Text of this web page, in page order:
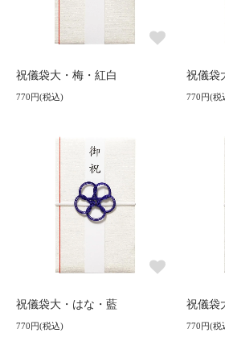
祝儀袋大・梅・紅白
770円(税込)
祝儀袋
770円(税
祝儀袋大・はな・藍
770円(税込)
祝儀袋
770円(税